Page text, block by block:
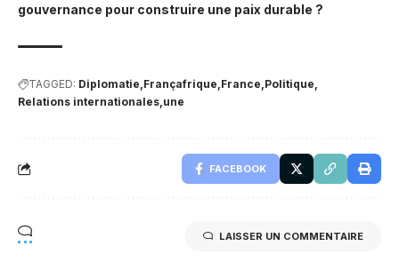
gouvernance pour construire une paix durable ?
TAGGED: Diplomatie Françafrique France Politique
Relations internationales une
FACEBOOK
LAISSER UN COMMENTAIRE